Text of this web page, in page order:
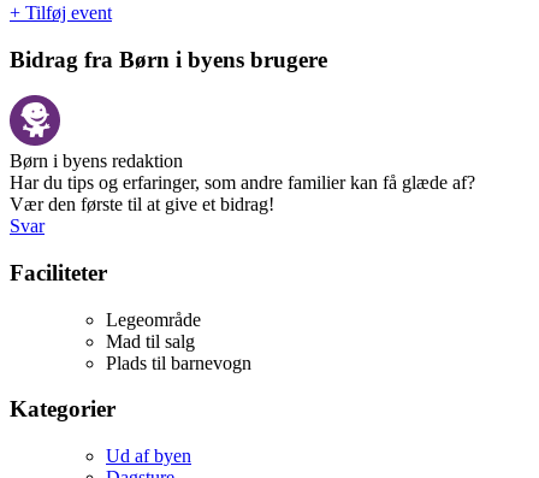
+ Tilføj event
Bidrag fra Børn i byens brugere
Børn i byens redaktion
Har du tips og erfaringer, som andre familier kan få glæde af?
Vær den første til at give et bidrag!
Svar
Faciliteter
Legeområde
Mad til salg
Plads til barnevogn
Kategorier
Ud af byen